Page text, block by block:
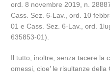
ord. 8 novembre 2019, n.
Cass. Sez. 6-Lav., ord. 10
01 e Cass. Sez. 6-Lav., ord.
635853-01).
Il tutto, inoltre, senza tacere la
omessi, cioe’ le risultanze